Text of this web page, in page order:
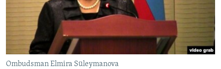
Ombudsman Elmira Süleymanova